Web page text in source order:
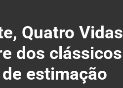
Quatro Vidas
dos clássicos
estimação